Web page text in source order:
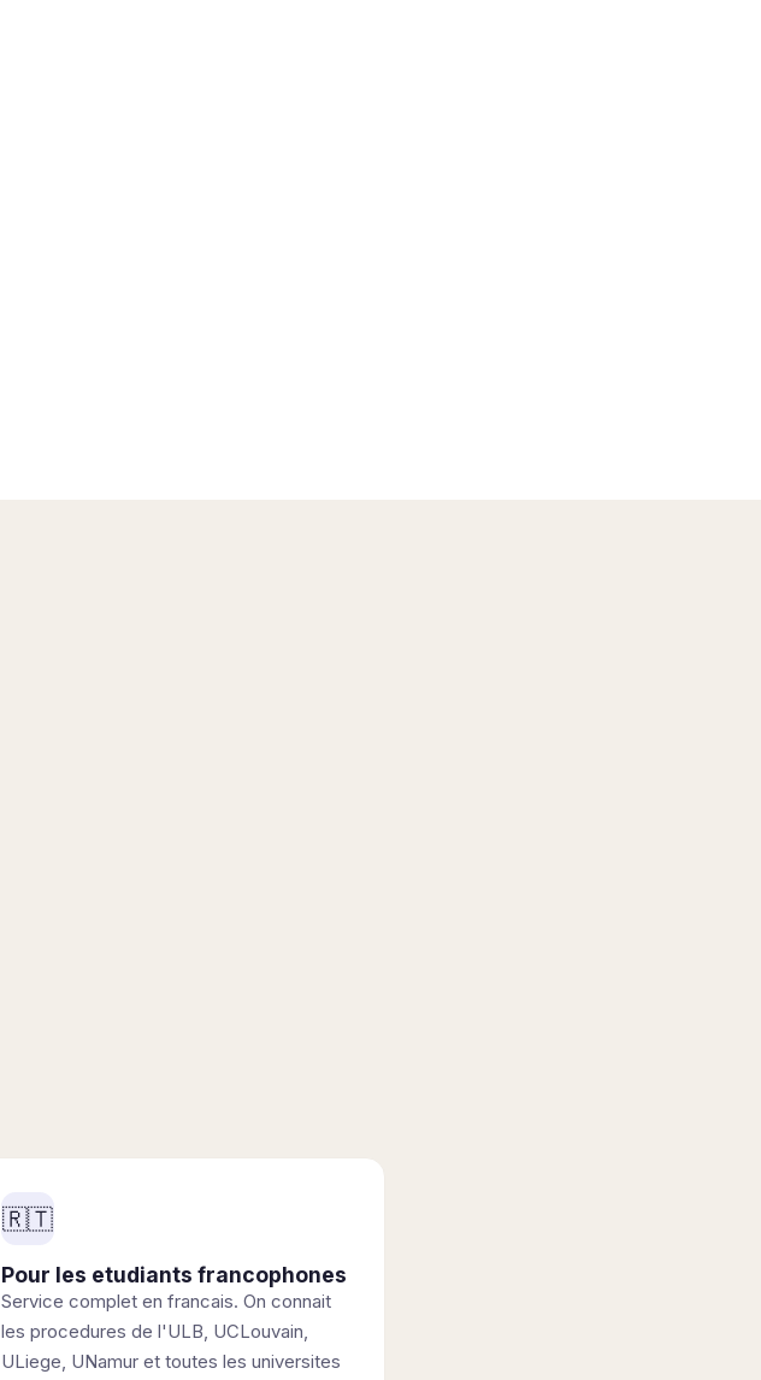
🇷🇹
Pour les etudiants francophones
Service complet en francais. On connait
les procedures de l'ULB, UCLouvain,
ULiege, UNamur et toutes les universites